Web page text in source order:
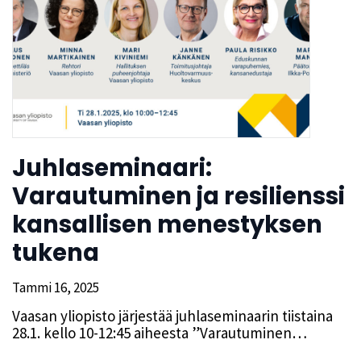
Juhlaseminaari:
Varautuminen ja resilienssi
kansallisen menestyksen
tukena
Tammi 16, 2025
Vaasan yliopisto järjestää juhlaseminaarin tiistaina
28.1. kello 10-12:45 aiheesta ”Varautuminen…